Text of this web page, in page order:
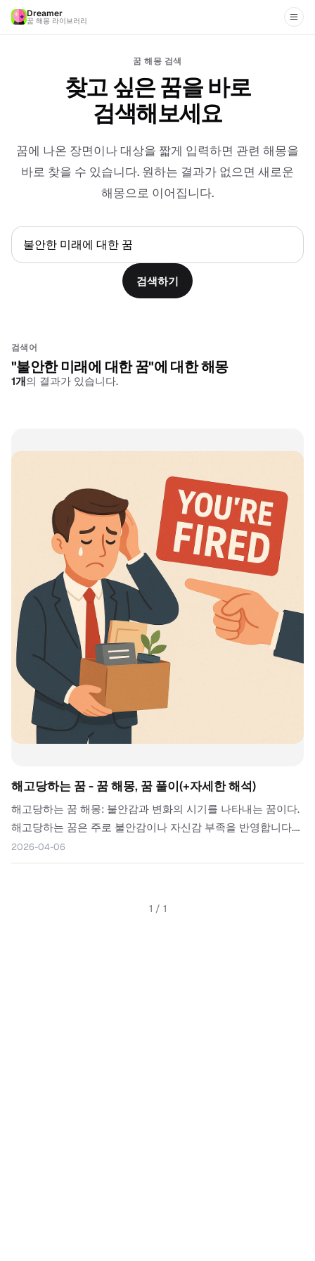
Dreamer
꿈 해몽 라이브러리
꿈 해몽 검색
찾고 싶은 꿈을 바로
검색해보세요
꿈에 나온 장면이나 대상을 짧게 입력하면 관련 해몽을
바로 찾을 수 있습니다. 원하는 결과가 없으면 새로운
해몽으로 이어집니다.
검색하기
검색어
"불안한 미래에 대한 꿈"에 대한 해몽
1개의 결과가 있습니다.
해고당하는 꿈 - 꿈 해몽, 꿈 풀이(+자세한 해석)
해고당하는 꿈 해몽: 불안감과 변화의 시기를 나타내는 꿈이다.
해고당하는 꿈은 주로 불안감이나 자신감 부족을 반영합니다.
현재의 직장이나 생활에서의 불만족이 이 꿈을 유발했을 수 있
습니다. 이는 자신의 가치를 의심하거나, 변화에 대한 두려움을
2026-04-06
1 / 1